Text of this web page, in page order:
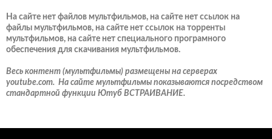
На сайте нет файлов мультфильмов, на сайте нет ссылок на
файлы мультфильмов, на сайте нет ссылок на торренты
мультфильмов, на сайте нет специального програмного
обеспечения для скачивания мультфильмов.
Весь контент (мультфильмы) размещены на серверах
youtube.com. На сайте мультфильмы показываются посредством
стандартной функции Ютуб ВСТРАИВАНИЕ.